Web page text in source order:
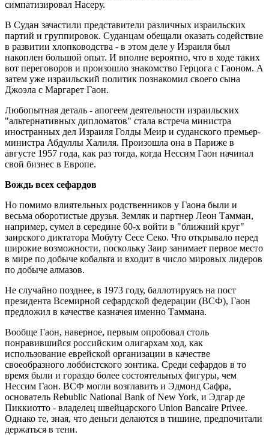
симпатизировал Насеру.
В Судан зачастили представители различных израильских
партий и группировок. Суданцам обещали оказать содействие
в развитии хлопководства - в этом деле у Израиля был
накоплен большой опыт. И вполне вероятно, что в ходе таких
вот переговоров и произошло знакомство Герцога с Гаоном. А
затем уже израильский политик познакомил своего сына
Джоэла с Маргарет Гаон.
Любопытная деталь - апогеем деятельности израильских
"альтернативных дипломатов" стала встреча министра
иностранных дел Израиля Голды Меир и суданского премьер-
министра Абдуллы Халиля. Произошла она в Париже в
августе 1957 года, как раз тогда, когда Нессим Гаон начинал
свой бизнес в Европе.
Вождь всех сефардов
Но помимо влиятельных родственников у Гаона были и
весьма оборотистые друзья. Земляк и партнер Леон Тамман,
например, сумел в середине 60-х войти в "ближний круг"
заирского диктатора Мобуту Сесе Секо. Что открывало перед
широкие возможности, поскольку Заир занимает первое место
в мире по добыче кобальта и входит в число мировых лидеров
по добыче алмазов.
Не случайно позднее, в 1973 году, баллотируясь на пост
президента Всемирной сефардской федерации (ВСФ), Гаон
предложил в качестве казначея именно Таммана.
Вообще Гаон, наверное, первым опробовал столь
понравившийся российским олигархам ход, как
использование еврейской организации в качестве
своеобразного лоббистского зонтика. Среди сефардов в то
время были и гораздо более состоятельных фигуры, чем
Нессим Гаон. ВСФ могли возглавить и Эдмонд Сафра,
основатель Rebublic National Bank of New York, и Эдгар де
Пиккиотто - владелец швейцарского Union Bancaire Privee.
Однако те, зная, что деньги делаются в тишине, предпочитали
держаться в тени.